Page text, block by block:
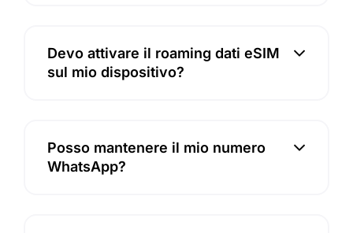
Devo attivare il roaming dati eSIM
sul mio dispositivo?
Posso mantenere il mio numero
WhatsApp?